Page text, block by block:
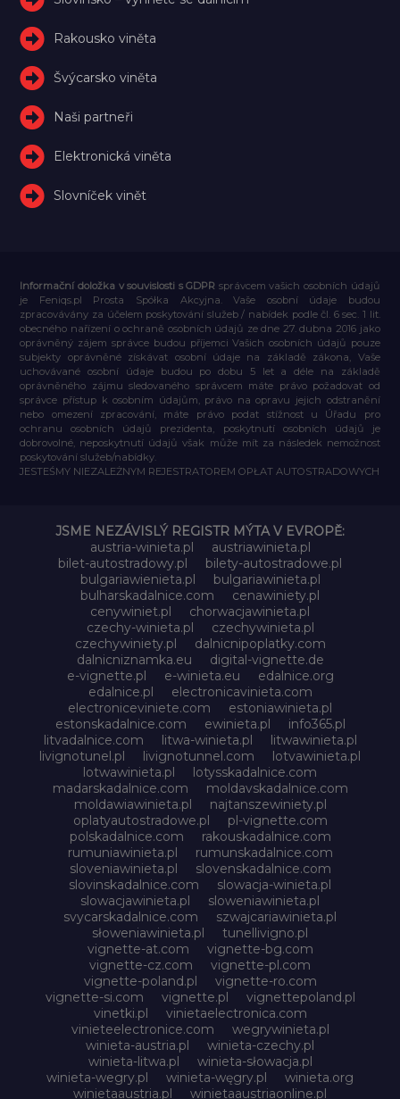
Rakousko viněta
Švýcarsko viněta
Naši partneři
Elektronická viněta
Slovníček vinět
Informační doložka v souvislosti s GDPR správcem vašich osobních údajů
je Feniqs.pl Prosta Spółka Akcyjna. Vaše osobní údaje budou
zpracovávány za účelem poskytování služeb / nabídek podle čl. 6 sec. 1 lit.
obecného nařízení o ochraně osobních údajů ze dne 27. dubna 2016 jako
oprávněný zájem správce budou příjemci Vašich osobních údajů pouze
subjekty oprávněné získávat osobní údaje na základě zákona, Vaše
uchovávané osobní údaje budou po dobu 5 let a déle na základě
oprávněného zájmu sledovaného správcem máte právo požadovat od
správce přístup k osobním údajům, právo na opravu jejich odstranění
nebo omezení zpracování, máte právo podat stížnost u Úřadu pro
ochranu osobních údajů prezidenta, poskytnutí osobních údajů je
dobrovolné, neposkytnutí údajů však může mít za následek nemožnost
poskytování služeb/nabídky.
JESTEŚMY NIEZALEŻNYM REJESTRATOREM OPŁAT AUTOSTRADOWYCH
JSME NEZÁVISLÝ REGISTR MÝTA V EVROPĚ:
austria-winieta.pl
austriawinieta.pl
bilet-autostradowy.pl
bilety-autostradowe.pl
bulgariawienieta.pl
bulgariawinieta.pl
bulharskadalnice.com
cenawiniety.pl
cenywiniet.pl
chorwacjawinieta.pl
czechy-winieta.pl
czechywinieta.pl
czechywiniety.pl
dalnicnipoplatky.com
dalnicniznamka.eu
digital-vignette.de
e-vignette.pl
e-winieta.eu
edalnice.org
edalnice.pl
electronicavinieta.com
electroniceviniete.com
estoniawinieta.pl
estonskadalnice.com
ewinieta.pl
info365.pl
litvadalnice.com
litwa-winieta.pl
litwawinieta.pl
livignotunel.pl
livignotunnel.com
lotvawinieta.pl
lotwawinieta.pl
lotysskadalnice.com
madarskadalnice.com
moldavskadalnice.com
moldawiawinieta.pl
najtanszewiniety.pl
oplatyautostradowe.pl
pl-vignette.com
polskadalnice.com
rakouskadalnice.com
rumuniawinieta.pl
rumunskadalnice.com
sloveniawinieta.pl
slovenskadalnice.com
slovinskadalnice.com
slowacja-winieta.pl
slowacjawinieta.pl
sloweniawinieta.pl
svycarskadalnice.com
szwajcariawinieta.pl
słoweniawinieta.pl
tunellivigno.pl
vignette-at.com
vignette-bg.com
vignette-cz.com
vignette-pl.com
vignette-poland.pl
vignette-ro.com
vignette-si.com
vignette.pl
vignettepoland.pl
vinetki.pl
vinietaelectronica.com
vinieteelectronice.com
wegrywinieta.pl
winieta-austria.pl
winieta-czechy.pl
winieta-litwa.pl
winieta-słowacja.pl
winieta-wegry.pl
winieta-węgry.pl
winieta.org
winietaaustria.pl
winietaaustriaonline.pl